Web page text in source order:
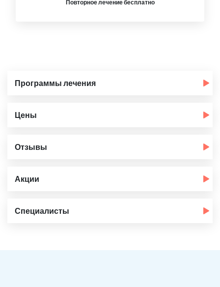
Повторное лечение бесплатно
Программы лечения
Цены
Отзывы
Акции
Специалисты